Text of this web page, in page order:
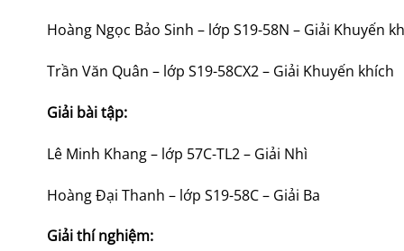
Hoàng Ngọc Bảo Sinh – lớp S19-58N – Giải Khuyến
Trần Văn Quân – lớp S19-58CX2 – Giải Khuyến khích
Giải bài tập:
Lê Minh Khang – lớp 57C-TL2 – Giải Nhì
Hoàng Đại Thanh – lớp S19-58C – Giải Ba
Giải thí nghiệm: